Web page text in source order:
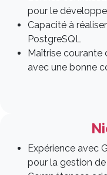
pour le
Capacité à
PostgreSQL
Maîtrise courante
avec une bonne
Expérience avec
pour la gestion